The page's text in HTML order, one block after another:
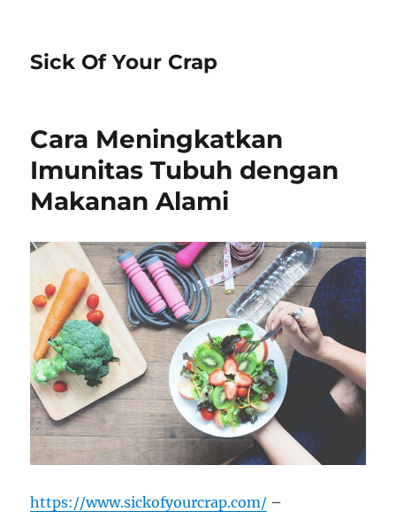
Sick Of Your Crap
Cara Meningkatkan
Imunitas Tubuh dengan
Makanan Alami
https://www.sickofyourcrap.com/ –